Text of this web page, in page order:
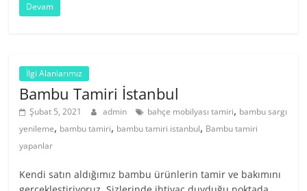
Devam
İlgi Alanlarımız
Bambu Tamiri İstanbul
Şubat 5, 2021 admin bahçe mobilyası tamiri, bambu sargı
yenileme, bambu tamiri, bambu tamiri istanbul, Bambu tamiri
yapanlar
Kendi satın aldığımız bambu ürünlerin tamir ve bakımını